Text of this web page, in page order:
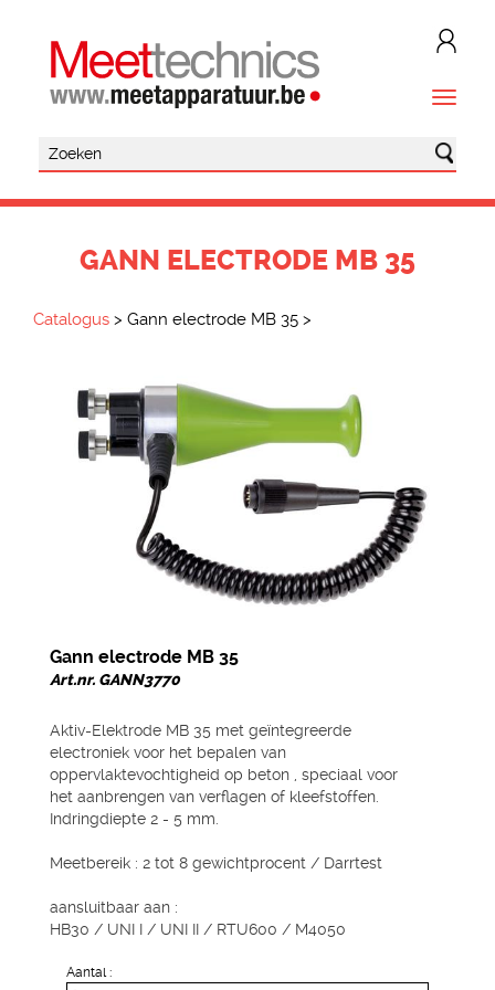
GANN ELECTRODE MB 35
Catalogus > Gann electrode MB 35 >
Gann electrode MB 35
Art.nr. GANN3770
Aktiv-Elektrode MB 35 met geïntegreerde
electroniek voor het bepalen van
oppervlaktevochtigheid op beton , speciaal voor
het aanbrengen van verflagen of kleefstoffen.
Indringdiepte 2 - 5 mm.
Meetbereik : 2 tot 8 gewichtprocent / Darrtest
aansluitbaar aan :
HB30 / UNI I / UNI II / RTU600 / M4050
Aantal :